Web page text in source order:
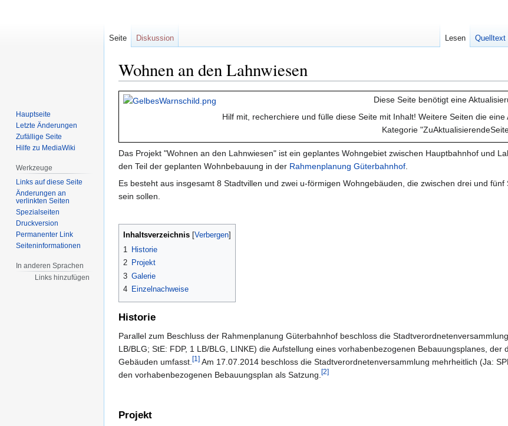
Wohnen an den Lahnwiesen
Zur
Zur
Diese Seite benötigt eine
Hilf mit, recherchiere und fülle diese Seite mit Inhalt! Weitere Seiten die
Kategorie
Das Projekt "Wohnen an den Lahnwiesen" ist ein geplantes Wohngebiet zwischen Hauptbahnhof und
den Teil der geplanten Wohnbebauung in der Rahmenplanung Güterbahnhof
Es besteht aus insgesamt 8 Stadtvillen und zwei u-förmigen Wohngebäuden, die zwischen drei und fünf
sein sollen.
Inhaltsverzeichnis
1 Historie
2 Projekt
3 Galerie
4 Einzelnachweise
Historie
Parallel zum Beschluss der Rahmenplanung Güterbahnhof beschloss die
LB/BLG; StE: FDP, 1 LB/BLG, LINKE) die Aufstellung eines vorhabenbezogenen Bebauungsplanes,
Gebäuden umfasst.[1] Am 17.07.2014 beschloss die Stadtverordnetenversammlung mehrheitlich (Ja:
den vorhabenbezogenen Bebauungsplan als Satzung.[2]
Projekt
Seite Diskussion Lesen Quelltext
Hauptseite
Letzte Änderungen
Zufällige Seite
Hilfe zu MediaWiki
Werkzeuge
Links auf diese Seite
Änderungen an
verlinkten Seiten
Spezialseiten
Druckversion
Permanenter Link
Seiten­informationen
In anderen Sprachen
Links hinzufügen